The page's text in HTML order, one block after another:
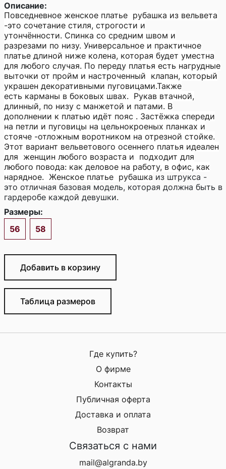
Описание:
Повседневное женское платье рубашка из вельвета
-это сочетание стиля, строгости и
утончённости. Спинка со средним швом и
разрезами по низу. Универсальное и практичное
платье длиной ниже колена, которая будет уместна
для любого случая. По переду платья есть нагрудные
выточки от пройм и настроченный клапан, который
украшен декоративными пуговицами.Также
есть карманы в боковых швах. Рукав втачной,
длинный, по низу с манжетой и патами. В
дополнении к платью идёт пояс . Застёжка спереди
на петли и пуговицы на цельнокроеных планках и
стояче -отложным воротником на отрезной стойке.
Этот вариант вельветового осеннего платья идеален
для женщин любого возраста и подходит для
любого повода: как деловое на работу, в офис, как
нарядное. Женское платье рубашка из штрукса -
это отличная базовая модель, которая должна быть в
гардеробе каждой девушки.
Размеры:
56
58
Добавить в корзину
Таблица размеров
Где купить?
О фирме
Контакты
Публичная оферта
Доставка и оплата
Возврат
Связаться с нами
mail@algranda.by